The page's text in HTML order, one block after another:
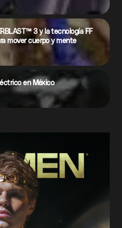
3 y la tecnología FF
mover cuerpo y mente
en México